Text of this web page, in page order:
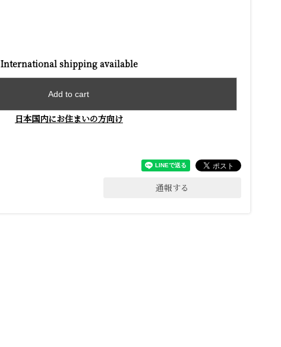
International shipping available
Add to cart
日本国内にお住まいの方向け
通報する